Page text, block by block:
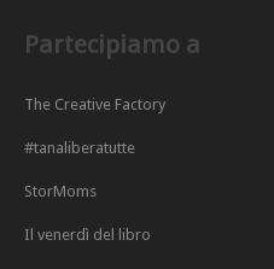
Partecipiamo a
The Creative Factory
#tanaliberatutte
StorMoms
Il venerdì del libro